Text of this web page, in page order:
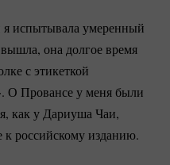
испытывала умеренный
она долгое время
с этикеткой
О Провансе у меня были
как у Дариуша Чаи,
к российскому изданию.